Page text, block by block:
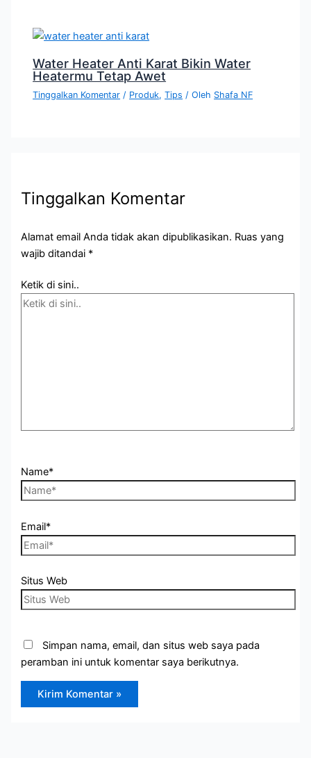
Water Heater Anti Karat Bikin Water
Heatermu Tetap Awet
Tinggalkan Komentar / Produk,Tips / Oleh Shafa NF
Tinggalkan Komentar
Alamat email Anda tidak akan dipublikasikan. Ruas yang
wajib ditandai *
Ketik di sini..
Name*
Email*
Situs Web
Simpan nama, email, dan situs web saya pada
peramban ini untuk komentar saya berikutnya.